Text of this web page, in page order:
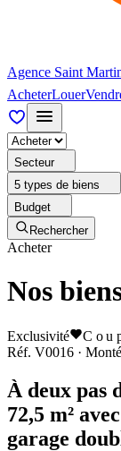
Agence Saint
AcheterLouer
Secteur
5 types de biens
Budget
Rechercher
Acheter
Nos
Exclusivité
Réf. V0016 ·
À deux pas
72,5 m²
garage